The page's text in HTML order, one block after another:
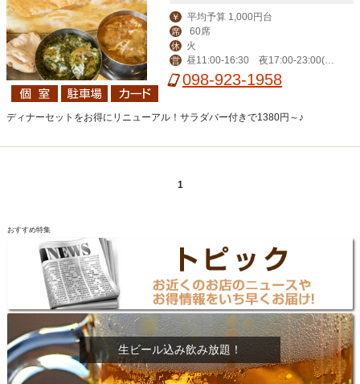
￥ 平均予算 1,000円台
席 60席
休 火
営
昼11:00-16:30 夜17:00‐23:00(L
O 22:00)、金土24:00（LO 23:00）
098-923-1958
ディナーセットをお得にリニューアル！サラダバー付きで1380円～♪
1
おすすめ特集
生ビール込み飲み放題！